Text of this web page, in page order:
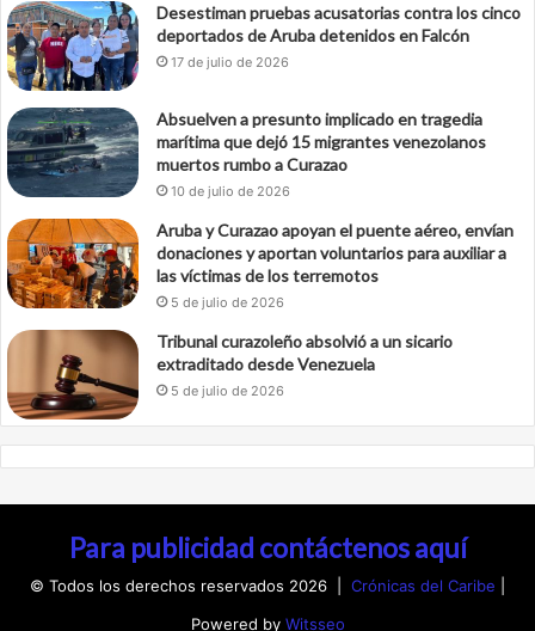
Desestiman pruebas acusatorias contra los cinco
deportados de Aruba detenidos en Falcón
17 de julio de 2026
Absuelven a presunto implicado en tragedia
marítima que dejó 15 migrantes venezolanos
muertos rumbo a Curazao
10 de julio de 2026
Aruba y Curazao apoyan el puente aéreo, envían
donaciones y aportan voluntarios para auxiliar a
las víctimas de los terremotos
5 de julio de 2026
Tribunal curazoleño absolvió a un sicario
extraditado desde Venezuela
5 de julio de 2026
Para publicidad contáctenos aquí
© Todos los derechos reservados 2026 | Crónicas del Caribe
Powered by Witsseo